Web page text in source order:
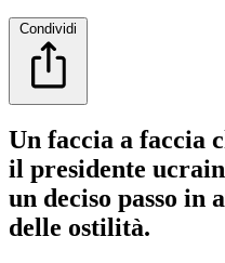
Condividi
Un faccia a faccia
il presidente
un deciso passo in
delle ostilità.